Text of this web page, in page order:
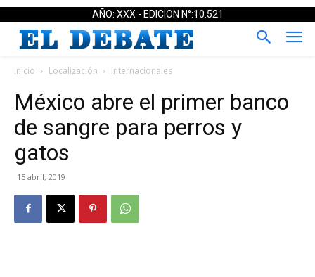
AÑO: XXX - EDICION N°:10.521
Inicio Localización Internacionales
México abre el primer banco
de sangre para perros y
gatos
15 abril, 2019